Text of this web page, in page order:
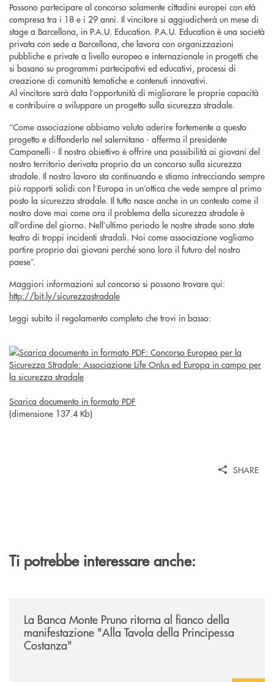
Possono partecipare al concorso solamente cittadini europei con età
compresa tra i 18 e i 29 anni. Il vincitore si aggiudicherà un mese di
stage a Barcellona, in P.A.U. Education. P.A.U. Education è una società
privata con sede a Barcellona, che lavora con organizzazioni
pubbliche e private a livello europeo e internazionale in progetti che
si basano su programmi partecipativi ed educativi, processi di
creazione di comunità tematiche e contenuti innovativi.
Al vincitore sarà data l’opportunità di migliorare le proprie capacità
e contribuire a sviluppare un progetto sulla sicurezza stradale.
“Come associazione abbiamo voluto aderire fortemente a questo
progetto e diffonderlo nel salernitano - afferma il presidente
Campanelli - Il nostro obiettivo è offrire una possibilità ai giovani del
nostro territorio derivata proprio da un concorso sulla sicurezza
stradale. Il nostro lavoro sta continuando e stiamo intrecciando sempre
più rapporti solidi con l’Europa in un’ottica che vede sempre al primo
posto la sicurezza stradale. Il tutto nasce anche in un contesto come il
nostro dove mai come ora il problema della sicurezza stradale è
all’ordine del giorno. Nell’ultimo periodo le nostre strade sono state
teatro di troppi incidenti stradali. Noi come associazione vogliamo
partire proprio dai giovani perché sono loro il futuro del nostro
paese”.
Maggiori informazioni sul concorso si possono trovare qui:
http://bit.ly/sicurezzastradale
Leggi subito il regolamento completo che trovi in basso:
Scarica documento in formato PDF
(dimensione 137.4 Kb)
SHARE
Ti potrebbe interessare anche:
La Banca Monte Pruno ritorna al fianco della
manifestazione "Alla Tavola della Principessa
Costanza"